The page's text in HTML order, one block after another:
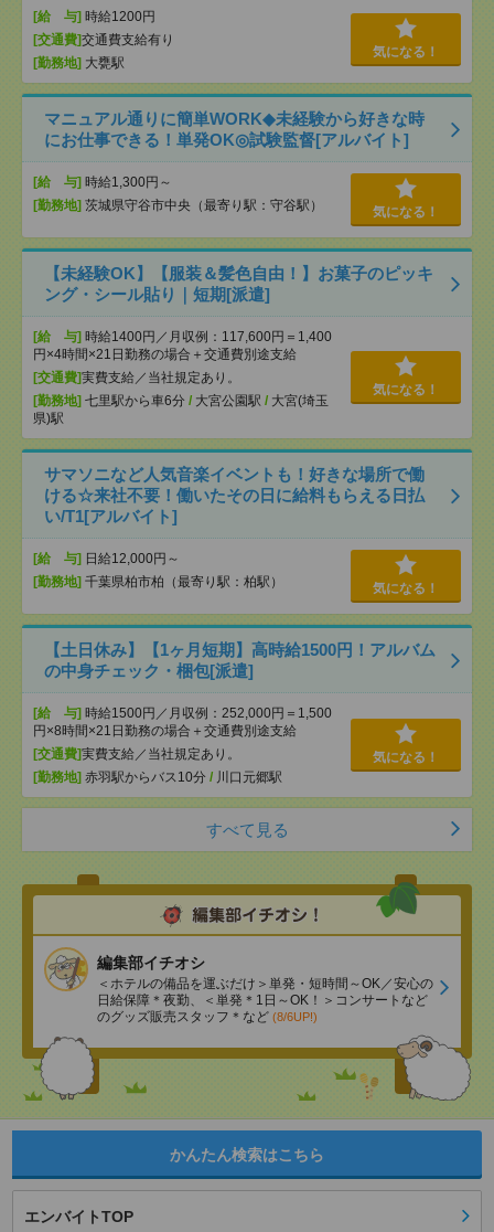
[給 与] 時給1200円
[交通費]交通費支給有り
[勤務地] 大甕駅
気になる！
マニュアル通りに簡単WORK◆未経験から好きな時
にお仕事できる！単発OK◎試験監督[アルバイト]
[給 与] 時給1,300円～
[勤務地] 茨城県守谷市中央（最寄り駅：守谷駅） 気になる！
【未経験OK】【服装＆髪色自由！】お菓子のピッキ
ング・シール貼り｜短期[派遣]
[給 与] 時給1400円／月収例：117,600円＝1,400
円×4時間×21日勤務の場合＋交通費別途支給
[交通費]実費支給／当社規定あり。
[勤務地] 七里駅から車6分 / 大宮公園駅 / 大宮(埼玉
県)駅
気になる！
サマソニなど人気音楽イベントも！好きな場所で働
ける☆来社不要！働いたその日に給料もらえる日払
い/T1[アルバイト]
[給 与] 日給12,000円～
[勤務地] 千葉県柏市柏（最寄り駅：柏駅） 気になる！
【土日休み】【1ヶ月短期】高時給1500円！アルバム
の中身チェック・梱包[派遣]
[給 与] 時給1500円／月収例：252,000円＝1,500
円×8時間×21日勤務の場合＋交通費別途支給
[交通費]実費支給／当社規定あり。
[勤務地] 赤羽駅からバス10分 / 川口元郷駅
気になる！
すべて見る
編集部イチオシ
＜ホテルの備品を運ぶだけ＞単発・短時間～OK／安心の
日給保障＊夜勤、＜単発＊1日～OK！＞コンサートなど
のグッズ販売スタッフ＊など (8/6UP!)
かんたん検索はこちら
エンバイトTOP